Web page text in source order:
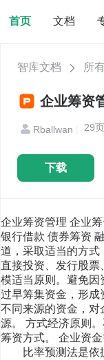
首页 文档
智库文档 所
企业筹资
Rballwan 29
下载
企业筹资管理 企业
银行借款 债券筹资
道，采取适当的方式
直接投资、发行股票
模适当原则。避免因
过早筹集资金，形成
不同来源的资金，对
源。 方式经济原则
筹资方式。 企业资
比率预测法是依据